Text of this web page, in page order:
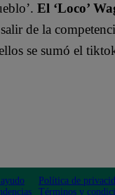
El ‘Loco’
de la
se sumó el
Política de
Términos y